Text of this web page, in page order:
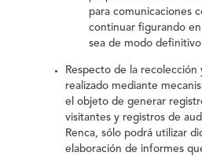
para comunicaciones
continuar figurando
sea de modo
Respecto de la
realizado mediante
el objeto de generar
visitantes y registros de
Renca, sólo podrá utilizar
elaboración de informes